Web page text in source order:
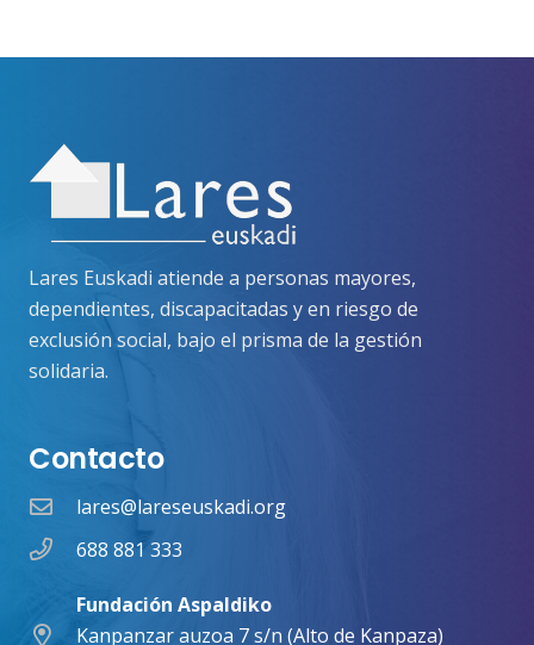
Lares Euskadi atiende a personas mayores,
dependientes, discapacitadas y en riesgo de
exclusión social, bajo el prisma de la gestión
solidaria.
Contacto
lares@lareseuskadi.org
688 881 333
Fundación Aspaldiko
Kanpanzar auzoa 7 s/n (Alto de Kanpaza)